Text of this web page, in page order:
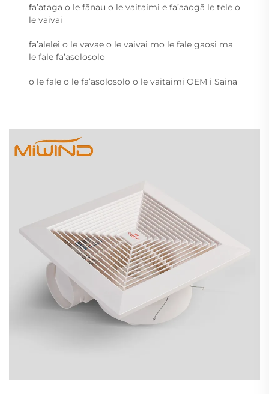
fa’ataga o le fānau o le vaitaimi e fa’aaogā le tele o
le vaivai
fa’alelei o le vavae o le vaivai mo le fale gaosi ma
le fale fa’asolosolo
o le fale o le fa’asolosolo o le vaitaimi OEM i Saina